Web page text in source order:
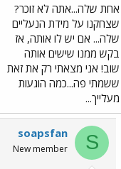
אחת שלה...אתה לא זוכר?
שצחקנו על מידת הנעליים
שלה... אם יש לו אותה, אז
בקש ממנו שישים אותה
שוב! אני מצאתי רק את זאת
ששמתי פה...כמה הוגעות
מעלייך...
S
soapsfan
New member